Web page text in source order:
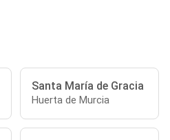
Santa María de Gracia
Huerta de Murcia